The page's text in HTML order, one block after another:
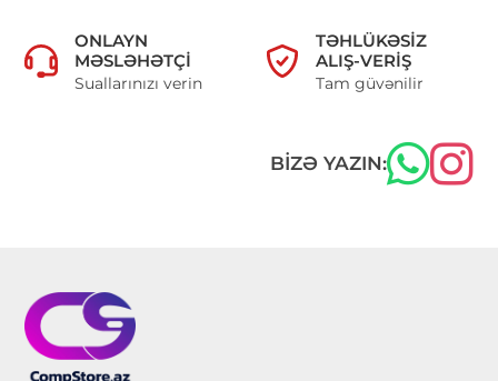
ONLAYN
MƏSLƏHƏTÇI
Suallarınızı verin
TƏHLÜKƏSIZ
ALIŞ-VERIŞ
Tam güvənilir
BIZƏ YAZIN: